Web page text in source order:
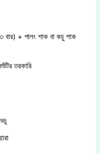
বার) + পালং শাক বা কচু শাক
তরকারি